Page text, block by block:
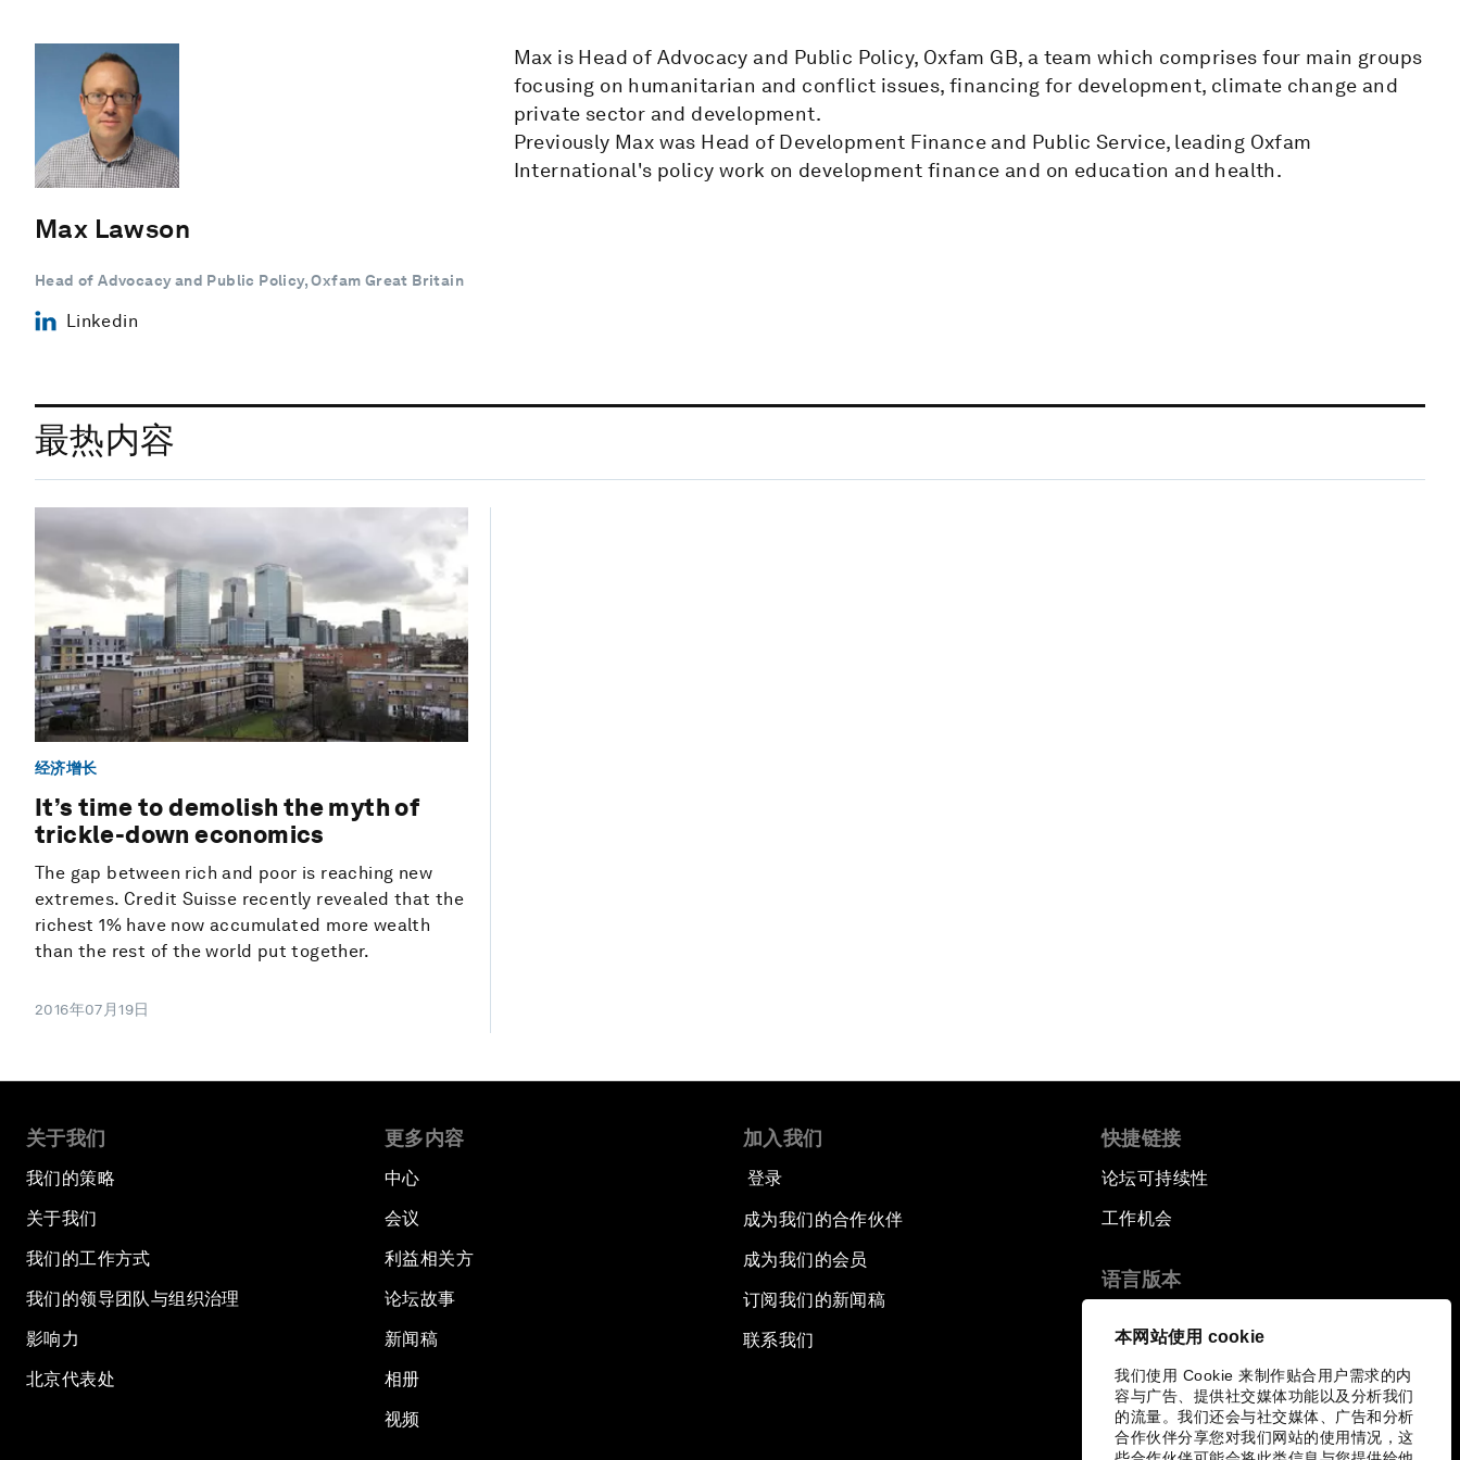
本网站使用 cookie
我们使用 Cookie 来制作贴合用户需求的内
容与广告、提供社交媒体功能以及分析我们
的流量。我们还会与社交媒体、广告和分析
合作伙伴分享您对我们网站的使用情况，这
Max Lawson
Head of Advocacy and Public Policy, Oxfam Great Britain
Linkedin
Max is Head of Advocacy and Public Policy, Oxfam GB, a team which comprises four main groups
focusing on humanitarian and conflict issues, financing for development, climate change and
private sector and development.
Previously Max was Head of Development Finance and Public Service, leading Oxfam
International's policy work on development finance and on education and health.
最热内容
经济增长
It’s time to demolish the myth of
trickle-down economics
The gap between rich and poor is reaching new
extremes. Credit Suisse recently revealed that the
richest 1% have now accumulated more wealth
than the rest of the world put together.
2016年07月19日
关于我们
我们的策略
关于我们
我们的工作方式
我们的领导团队与组织治理
影响力
北京代表处
更多内容
中心
会议
利益相关方
论坛故事
新闻稿
相册
视频
加入我们
登录
成为我们的合作伙伴
成为我们的会员
订阅我们的新闻稿
联系我们
快捷链接
论坛可持续性
工作机会
语言版本